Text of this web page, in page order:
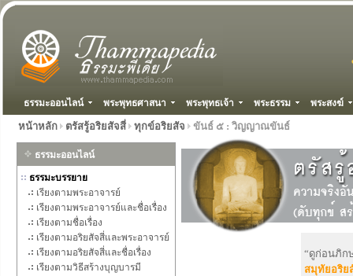
ธรรมะออนไลน์ พระพุทธศาสนา พระพุทธเจ้า พระธรรม พระสงฆ์
หน้าหลัก ตรัสรู้อริยสัจสี่ ทุกข์อริยสัจ ขันธ์ ๕ : วิญญาณขันธ์
ธรรมะออนไลน์
ธรรมะบรรยาย
เรียงตามพระอาจารย์
เรียงตามพระอาจารย์และชื่อเรื่อง
เรียงตามชื่อเรื่อง
เรียงตามอริยสัจสี่และพระอาจารย์
เรียงตามอริยสัจสี่และชื่อเรื่อง
เรียงตามวิธีสร้างบุญบารมี
“ดูก่อนภิก
สมุทัยอริย